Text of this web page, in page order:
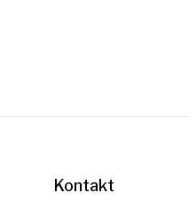
Kontakt